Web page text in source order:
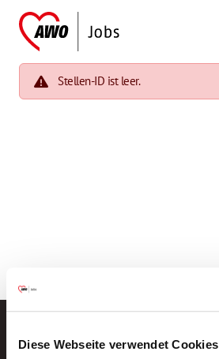
Diese Webseite verwendet Cookies
Stellen-ID ist leer.